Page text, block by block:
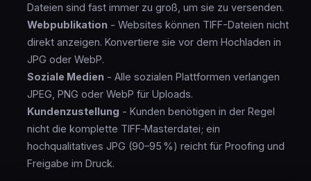
Dateien sind fast immer zu groß, um sie zu versenden.
Webpublikation - Websites können TIFF-Dateien nicht
direkt anzeigen. Konvertiere sie vor dem Hochladen in
JPG oder WebP.
Soziale Medien - Alle sozialen Plattformen verlangen
JPEG, PNG oder WebP für Uploads.
Kundenzustellung - Kunden benötigen in der Regel
nicht die komplette TIFF‑Masterdatei; ein
hochqualitatives JPG (90–95 %) reicht für Proofing und
Freigabe im Druck.